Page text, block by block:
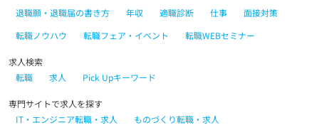
退職願・退職届の書き方
年収 適職診断 仕事
面接対策
転職ノウハウ
転職フェア・イベント 転職WEBセミナー
求人検索
転職
求人 Pick Upキーワード
専門サイトで求人を探す
IT・エンジニア転職・求人
ものづくり転職・求人